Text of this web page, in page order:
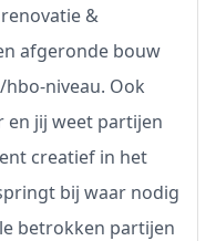
&
afgeronde bouw
niveau. Ook
en jij weet partijen
creatief in het
bij waar nodig
betrokken partijen